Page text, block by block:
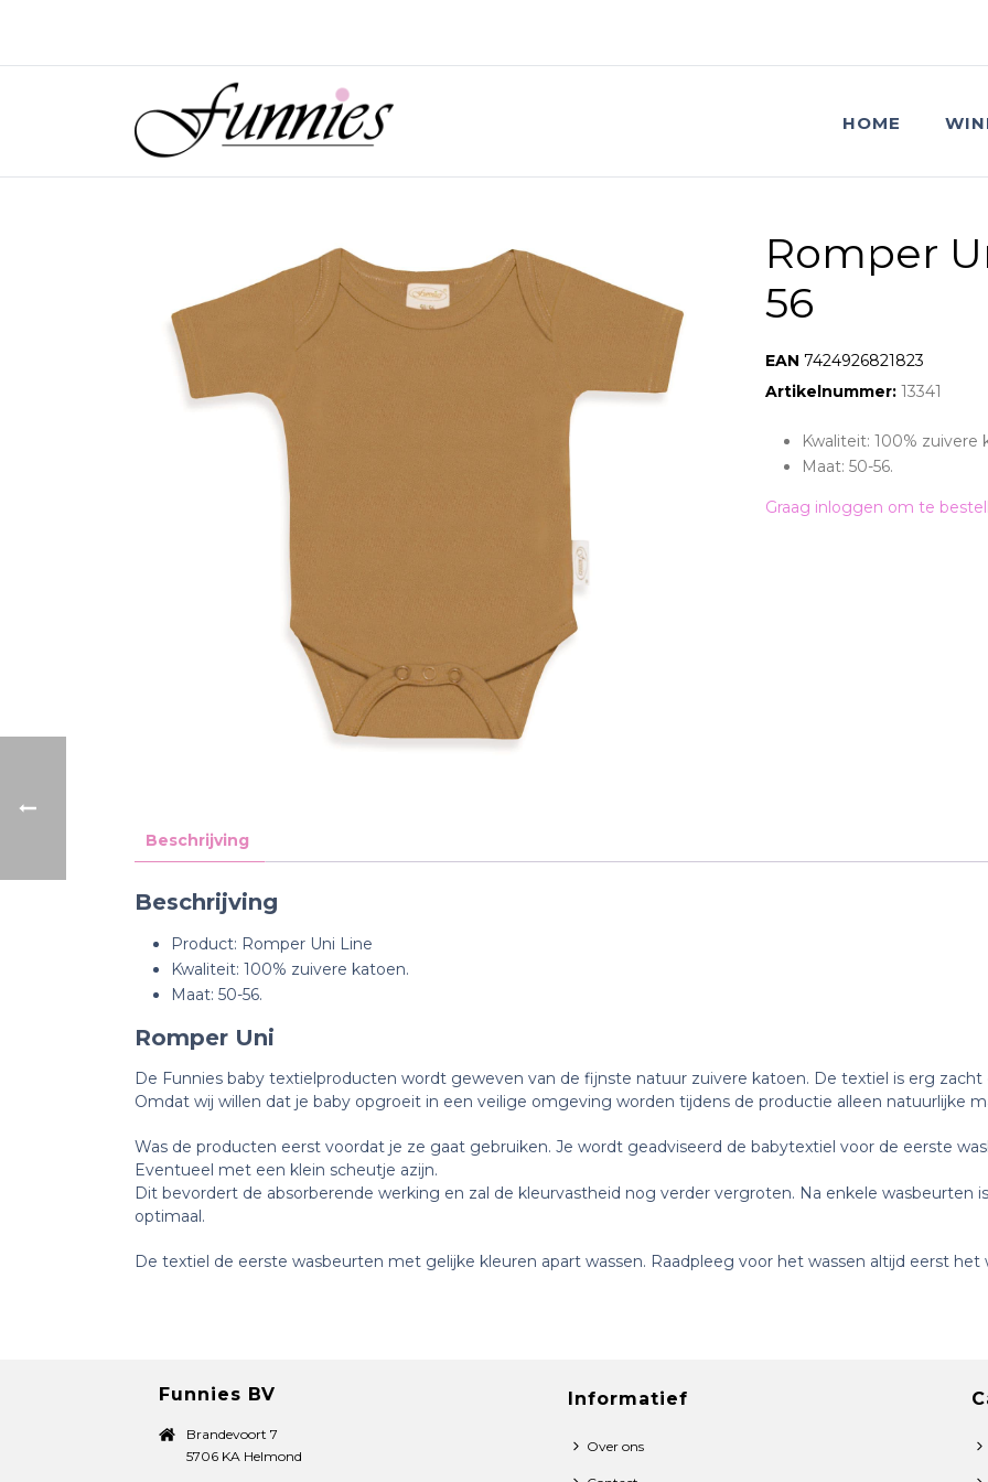
HOME
Romper
56
EAN: 7424926821823
Artikelnummer: 13341
Kwaliteit: 100% zuivere
Maat: 50-56.
Graag inloggen om te
Beschrijving
Beschrijving
Product: Romper Uni Line
Kwaliteit: 100% zuivere katoen.
Maat: 50-56.
Romper Uni
De Funnies baby textielproducten wordt geweven van de fijnste natuur zuivere katoen. De textiel is erg
Omdat wij willen dat je baby opgroeit in een veilige omgeving worden tijdens de productie alleen natuurlijke
Was de producten eerst voordat je ze gaat gebruiken. Je wordt geadviseerd de babytextiel voor de eerste
Eventueel met een klein scheutje azijn.
Dit bevordert de absorberende werking en zal de kleurvastheid nog verder vergroten. Na enkele wasbeurten
optimaal.
De textiel de eerste wasbeurten met gelijke kleuren apart wassen. Raadpleeg voor het wassen altijd eerst het
Funnies BV
Brandevoort 7
5706 KA Helmond
Informatief
Over ons